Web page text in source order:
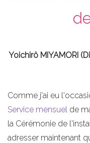
Yoichirô MIYAMORI
Comme j'ai eu
Service mensuel de
la Cérémonie de
adresser maintenant